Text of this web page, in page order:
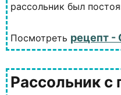
рассольник был
Посмотреть рецепт -
Рассольник с